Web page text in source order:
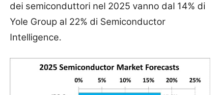
dei semiconduttori nel 2025 vanno dal 14% di
Yole Group al 22% di Semiconductor
Intelligence.